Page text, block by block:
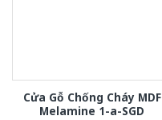
Cửa Gỗ Chống Cháy MDF
Melamine 1-a-SGD